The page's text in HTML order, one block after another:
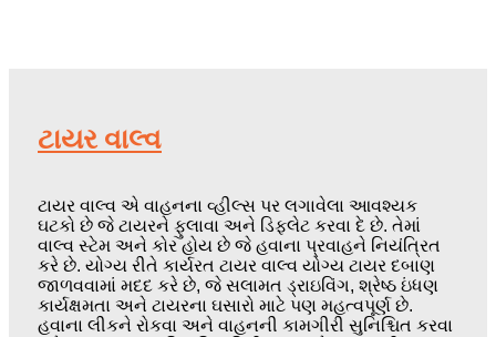
ટાયર વાલ્વ
ટાયર વાલ્વ એ વાહનના વ્હીલ્સ પર લગાવેલા આવશ્યક
ઘટકો છે જે ટાયરને ફુલાવા અને ડિફ્લેટ કરવા દે છે. તેમાં
વાલ્વ સ્ટેમ અને કોર હોય છે જે હવાના પ્રવાહને નિયંત્રિત
કરે છે. યોગ્ય રીતે કાર્યરત ટાયર વાલ્વ યોગ્ય ટાયર દબાણ
જાળવવામાં મદદ કરે છે, જે સલામત ડ્રાઇવિંગ, શ્રેષ્ઠ ઇંધણ
કાર્યક્ષમતા અને ટાયરના ઘસારો માટે પણ મહત્વપૂર્ણ છે.
હવાના લીકને રોકવા અને વાહનની કામગીરી સુનિશ્ચિત કરવા